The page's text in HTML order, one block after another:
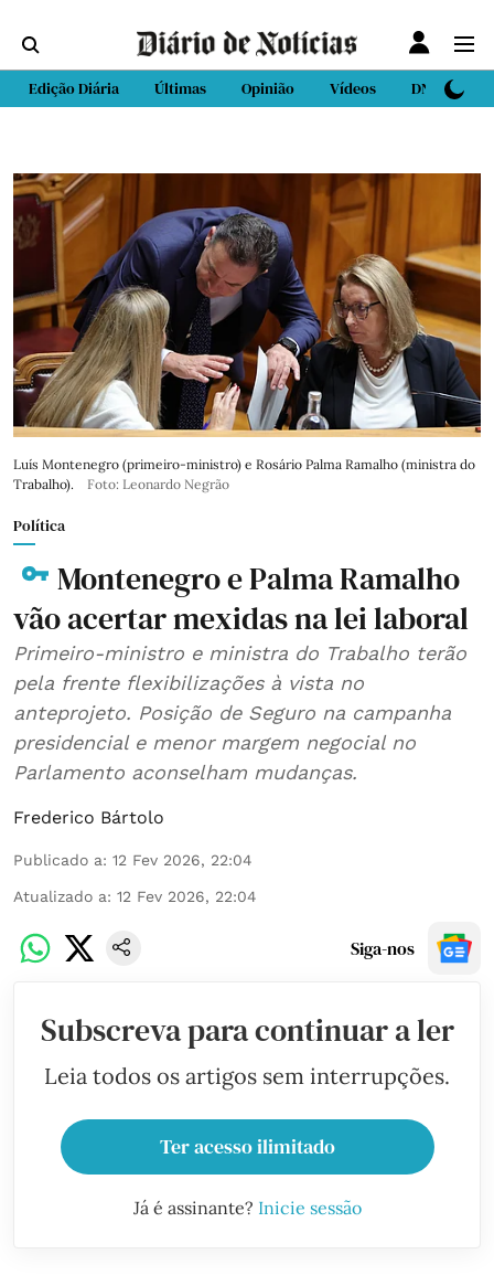
Edição Diária Últimas Opinião Vídeos DN Sport
Luís Montenegro (primeiro-ministro) e Rosário Palma Ramalho (ministra do
Trabalho).
Foto: Leonardo Negrão
Política
Montenegro e Palma Ramalho
vão acertar mexidas na lei laboral
Primeiro-ministro e ministra do Trabalho terão
pela frente flexibilizações à vista no
anteprojeto. Posição de Seguro na campanha
presidencial e menor margem negocial no
Parlamento aconselham mudanças.
Frederico Bártolo
Publicado a: 12 Fev 2026, 22:04
Atualizado a: 12 Fev 2026, 22:04
Siga-nos
Subscreva para continuar a ler
Leia todos os artigos sem interrupções.
Ter acesso ilimitado
Já é assinante? Inicie sessão